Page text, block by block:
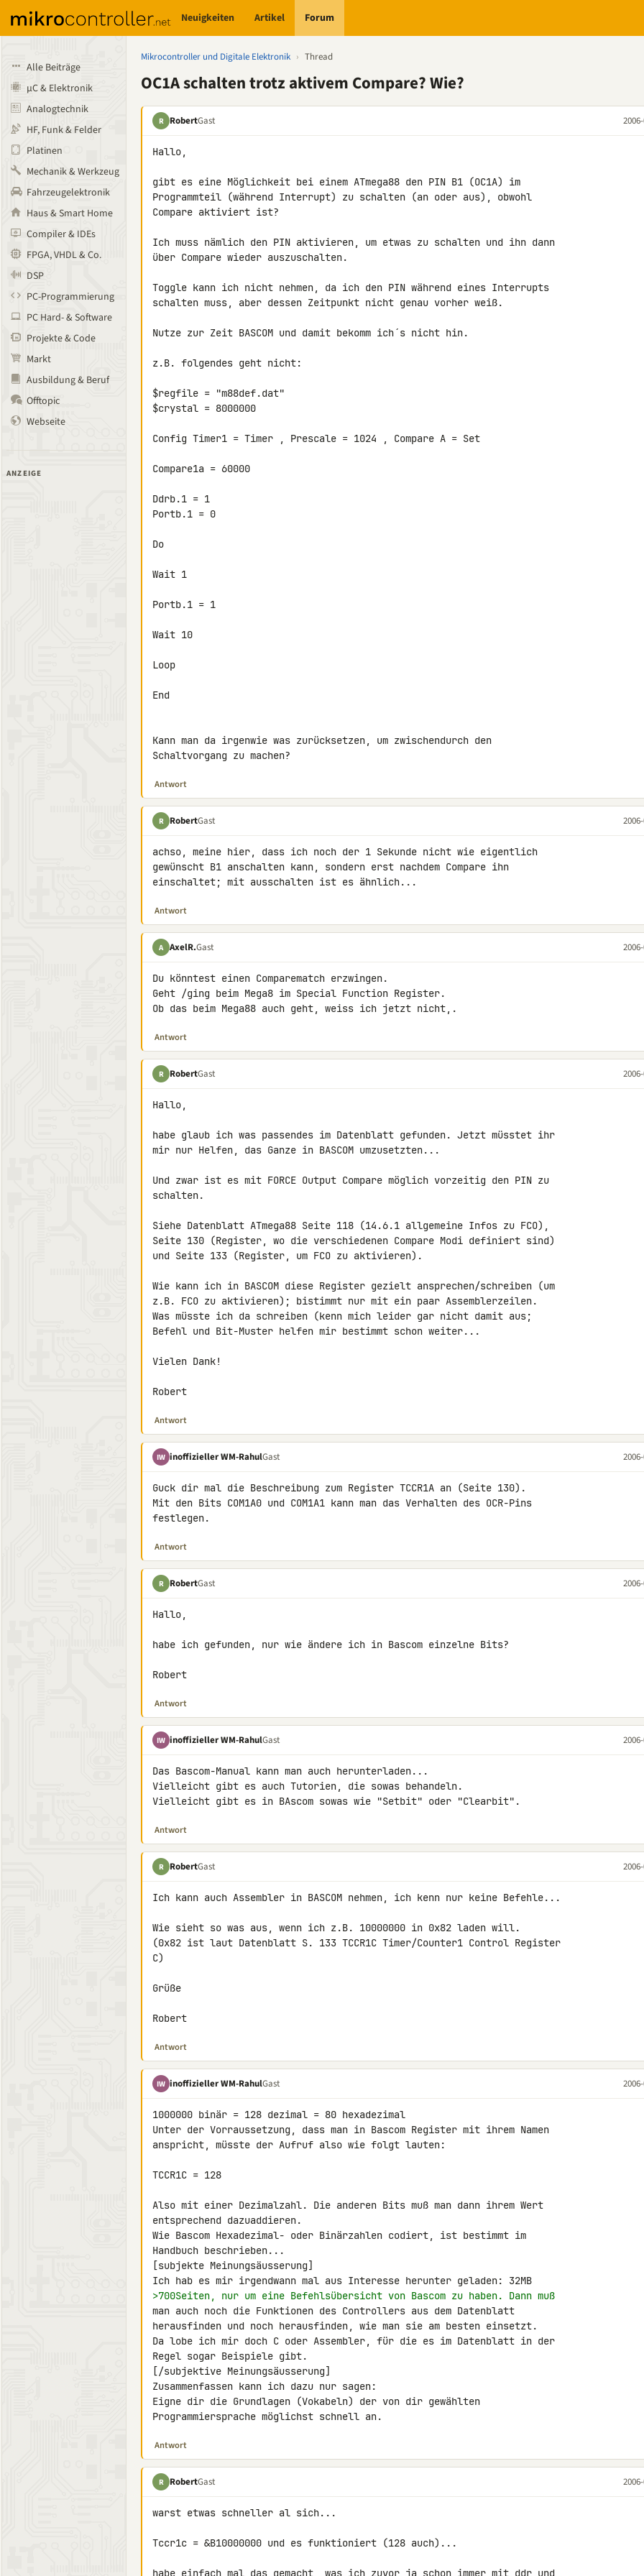
Neuigkeiten Artikel Forum
Alle Beiträge
µC & Elektronik
Analogtechnik
HF, Funk & Felder
Platinen
Mechanik & Werkzeug
Fahrzeugelektronik
Haus & Smart Home
Compiler & IDEs
FPGA, VHDL & Co.
DSP
PC-Programmierung
PC Hard- & Software
Projekte & Code
Markt
Ausbildung & Beruf
Offtopic
Webseite
ANZEIGE
Mikrocontroller und Digitale Elektronik › Thread
OC1A schalten trotz aktivem Compare? Wie?
R RobertGast
Hallo,
gibt es eine Möglichkeit bei einem ATmega88 den PIN B1 (OC1A) im
Programmteil (während Interrupt) zu schalten (an oder aus), obwohl
Compare aktiviert ist?
Ich muss nämlich den PIN aktivieren, um etwas zu schalten und ihn dann
über Compare wieder auszuschalten.
Toggle kann ich nicht nehmen, da ich den PIN während eines Interrupts
schalten muss, aber dessen Zeitpunkt nicht genau vorher weiß.
Nutze zur Zeit BASCOM und damit bekomm ich´s nicht hin.
z.B. folgendes geht nicht:
$regfile = "m88def.dat"
$crystal = 8000000
Config Timer1 = Timer , Prescale = 1024 , Compare A = Set
Compare1a = 60000
Ddrb.1 = 1
Portb.1 = 0
Do
Wait 1
Portb.1 = 1
Wait 10
Loop
End
Kann man da irgenwie was zurücksetzen, um zwischendurch den
Schaltvorgang zu machen?
Antwort
R RobertGast
achso, meine hier, dass ich noch der 1 Sekunde nicht wie eigentlich
gewünscht B1 anschalten kann, sondern erst nachdem Compare ihn
einschaltet; mit ausschalten ist es ähnlich...
Antwort
A AxelR.Gast
Du könntest einen Comparematch erzwingen.
Geht /ging beim Mega8 im Special Function Register.
Ob das beim Mega88 auch geht, weiss ich jetzt nicht,.
Antwort
R RobertGast
Hallo,
habe glaub ich was passendes im Datenblatt gefunden. Jetzt müsstet ihr
mir nur Helfen, das Ganze in BASCOM umzusetzten...
Und zwar ist es mit FORCE Output Compare möglich vorzeitig den PIN zu
schalten.
Siehe Datenblatt ATmega88 Seite 118 (14.6.1 allgemeine Infos zu FCO),
Seite 130 (Register, wo die verschiedenen Compare Modi definiert sind)
und Seite 133 (Register, um FCO zu aktivieren).
Wie kann ich in BASCOM diese Register gezielt ansprechen/schreiben (um
z.B. FCO zu aktivieren); bistimmt nur mit ein paar Assemblerzeilen.
Was müsste ich da schreiben (kenn mich leider gar nicht damit aus;
Befehl und Bit-Muster helfen mir bestimmt schon weiter...
Vielen Dank!
Robert
Antwort
IW inoffizieller WM-RahulGast
Guck dir mal die Beschreibung zum Register TCCR1A an (Seite 130).
Mit den Bits COM1A0 und COM1A1 kann man das Verhalten des OCR-Pins
festlegen.
Antwort
R RobertGast
Hallo,
habe ich gefunden, nur wie ändere ich in Bascom einzelne Bits?
Robert
Antwort
IW inoffizieller WM-RahulGast
Das Bascom-Manual kann man auch herunterladen...
Vielleicht gibt es auch Tutorien, die sowas behandeln.
Vielleicht gibt es in BAscom sowas wie "Setbit" oder "Clearbit".
Antwort
R RobertGast
Ich kann auch Assembler in BASCOM nehmen, ich kenn nur keine Befehle...
Wie sieht so was aus, wenn ich z.B. 10000000 in 0x82 laden will.
(0x82 ist laut Datenblatt S. 133 TCCR1C Timer/Counter1 Control Register
C)
Grüße
Robert
Antwort
IW inoffizieller WM-RahulGast
1000000 binär = 128 dezimal = 80 hexadezimal
Unter der Vorraussetzung, dass man in Bascom Register mit ihrem Namen
anspricht, müsste der Aufruf also wie folgt lauten:
TCCR1C = 128
Also mit einer Dezimalzahl. Die anderen Bits muß man dann ihrem Wert
entsprechend dazuaddieren.
Wie Bascom Hexadezimal- oder Binärzahlen codiert, ist bestimmt im
Handbuch beschrieben...
[subjekte Meinungsäusserung]
>700Seiten, nur um eine Befehlsübersicht von Bascom zu haben. Dann muß
man auch noch die Funktionen des Controllers aus dem Datenblatt
herausfinden und noch herausfinden, wie man sie am besten einsetzt.
Da lobe ich mir doch C oder Assembler, für die es im Datenblatt in der
Regel sogar Beispiele gibt.
[/subjektive Meinungsäusserung]
Zusammenfassen kann ich dazu nur sagen:
Eigne dir die Grundlagen (Vokabeln) der von dir gewählten
Programmiersprache möglichst schnell an.
Antwort
R RobertGast
warst etwas schneller al sich...
Tccr1c = &B10000000 und es funktioniert (128 auch)...
habe einfach mal das gemacht, was ich zuvor ja schon immer mit ddr und